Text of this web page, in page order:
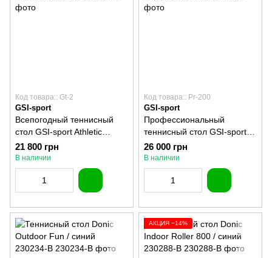
Код товара:: Gt-2
GSI-sport
Всепогодный теннисный
стол GSI-sport Athletic
Outdoor Alu Line Gt-2
21 800 грн
В наличии
Код товара:: Pr-200
GSI-sport
Профессиональный
теннисный стол GSI-sport
G-profi 200 Pr-200
26 000 грн
В наличии
АКЦИЯ −14%